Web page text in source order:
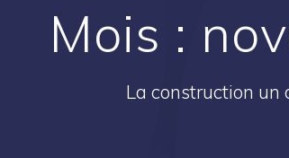
Mois :
La construction un